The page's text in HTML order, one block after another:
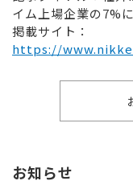
イム上場企業の7%に
掲載サイト：
https://
お知らせ